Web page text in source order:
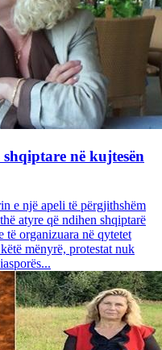
në kujtesën
e një apeli të përgjithshëm
atyre që ndihen shqiptarë
të organizuara në qytetet
mënyrë, protestat nuk